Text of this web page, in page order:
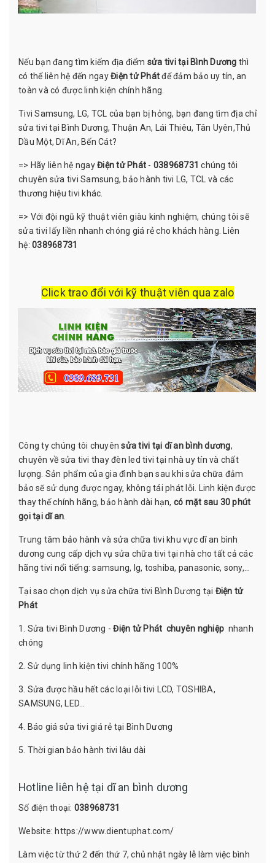
Nếu bạn đang tìm kiếm địa điểm sửa tivi tại Bình Dương thì
có thể liên hệ đến ngayĐiện tử Phátđể đảm bảo uy tín, an
toàn và có được linh kiện chính hãng.
Tivi Samsung, LG, TCL của bạn bị hỏng, bạn đang tìm địa chỉ
sửa tivi tại Bình Dương, Thuận An, Lái Thiêu, Tân Uyên,Thủ
Dầu Một, Dĩ An, Bến Cát?
=> Hãy liên hệ ngayĐiện tử Phát - 038968731 chúng tôi
chuyên sửa tivi Samsung, bảo hành tivi LG, TCL và các
thương hiệu tivi khác.
=> Với đội ngũ kỹ thuật viên giàu kinh nghiệm, chúng tôi sẽ
sửa tivi lấy liền nhanh chóng giá rẻ cho khách hàng. Liên
hệ: 038968731
Click trao đổi với kỹ thuật viên qua zalo
Công ty chúng tôi chuyênsửa tivi tại dĩ an bình dương,
chuyên về sửa tivi thay đèn led tivi tại nhà uy tín và chất
lượng. Sản phẩm của gia đình bạn sau khi sửa chữa đảm
bảo sẽ sử dụng được ngay, không tái phát lỗi. Linh kiện được
thay thế chính hãng, bảo hành dài hạn, có mặt sau 30 phút
gọi tại dĩ an.
Trung tâm bảo hành và sửa chữa tivi khu vực dĩ an bình
dương cung cấp dịch vụ sửa chữa tivi tại nhà cho tất cả các
hãng tivi nổi tiếng: samsung, lg, toshiba, panasonic, sony,…
Tại sao chọn dịch vụ sửa chữa tivi Bình Dương tại Điện tử
Phát
1. Sửa tivi Bình Dương -Điện tử Phát chuyên nghiệp nhanh
chóng
2. Sử dụng linh kiện tivi chính hãng 100%
3. Sửa được hầu hết các loại lỗi tivi LCD, TOSHIBA,
SAMSUNG, LED…
4. Báo giá sửa tivi giá rẻ tại Bình Dương
5. Thời gian bảo hành tivi lâu dài
Hotline liên hệ tại dĩ an bình dương
Số điện thoại: 038968731
Website: https://www.dientuphat.com/
Làm việc từ thứ 2 đến thứ 7, chủ nhật ngày lễ làm việc bình